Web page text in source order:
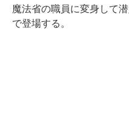
魔法省の職員に変身して
で登場する。